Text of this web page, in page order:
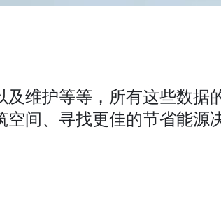
维护等等，所有这些数据
间、寻找更佳的节省能源